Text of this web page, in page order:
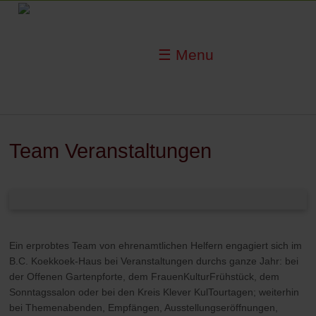
☰ Menu
Team Veranstaltungen
Ein erprobtes Team von ehrenamtlichen Helfern engagiert sich im
B.C. Koekkoek-Haus bei Veranstaltungen durchs ganze Jahr: bei
der Offenen Gartenpforte, dem FrauenKulturFrühstück, dem
Sonntagssalon oder bei den Kreis Klever KulTourtagen; weiterhin
bei Themenabenden, Empfängen, Ausstellungseröffnungen,